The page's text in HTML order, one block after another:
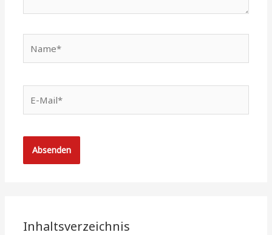
Mail*
Inhaltsverzeichnis